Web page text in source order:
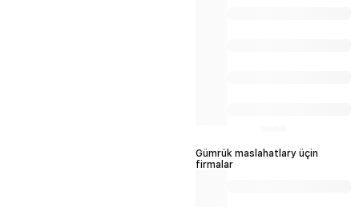
Gümrük maslahatlary üçin
firmalar